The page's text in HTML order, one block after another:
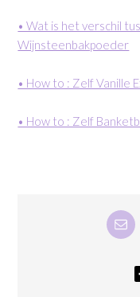
• Wat is het verschil
Wijnsteenbakpoeder
• How to : Zelf Vanille
• How to : Zelf